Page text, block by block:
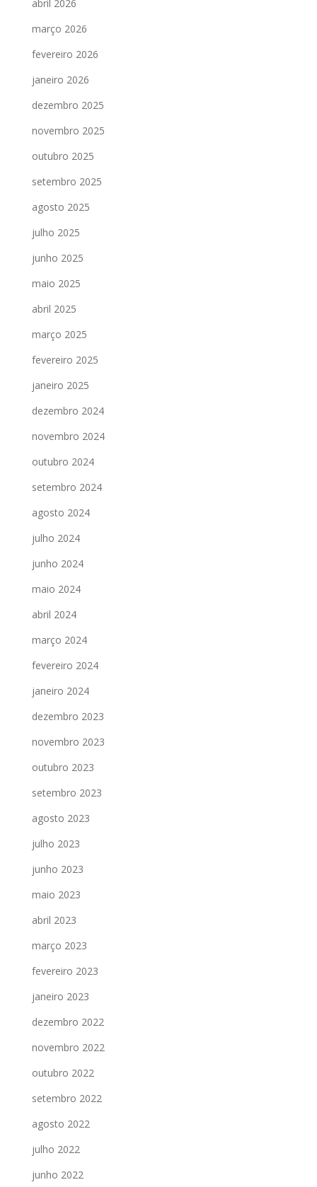
abril 2026
março 2026
fevereiro 2026
janeiro 2026
dezembro 2025
novembro 2025
outubro 2025
setembro 2025
agosto 2025
julho 2025
junho 2025
maio 2025
abril 2025
março 2025
fevereiro 2025
janeiro 2025
dezembro 2024
novembro 2024
outubro 2024
setembro 2024
agosto 2024
julho 2024
junho 2024
maio 2024
abril 2024
março 2024
fevereiro 2024
janeiro 2024
dezembro 2023
novembro 2023
outubro 2023
setembro 2023
agosto 2023
julho 2023
junho 2023
maio 2023
abril 2023
março 2023
fevereiro 2023
janeiro 2023
dezembro 2022
novembro 2022
outubro 2022
setembro 2022
agosto 2022
julho 2022
junho 2022